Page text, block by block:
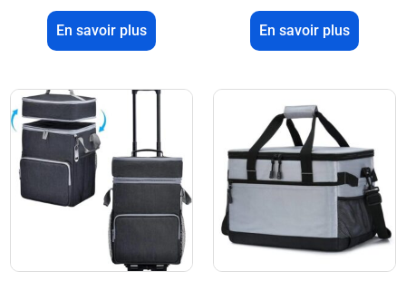
En savoir plus En savoir plus